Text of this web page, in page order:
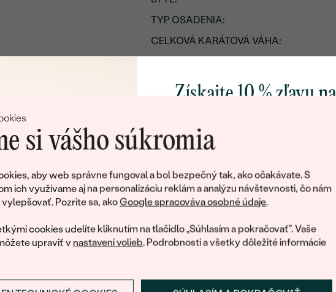
si vášho súkromia
aby web správne fungoval a bol bezpečný tak, ako očakávate. S
ich využívame aj na personalizáciu reklám a analýzu návštevnosti, čo nám
Pozrite sa, akoGoogle spracováva osobné údaje.
cookies udelíte kliknutím na tlačidlo „Súhlasím a pokračovať". Vaše
upraviť v nastavení volieb. Podrobnosti a všetky dôležité informácie
TYP OSADENIA:
CELKOVÁ KARÁTOVÁ VÁHA:
PRIBLIŽNÁ VÁHA:
DRUH:
POČET:
KARÁTOVÁ VÁHA:
ROZMERY:
FARBA:
PÔVOD:
Získajte 10 % zľavu na
poctivo vyrábaných šperkov Eppi.
Ako darček na privítanie vám
obratom pošleme zľavový kód na